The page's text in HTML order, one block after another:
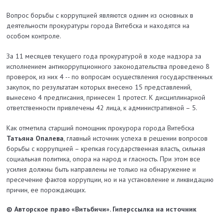
Вопрос борьбы с коррупцией являются одним из основных в
деятельности прокуратуры города Витебска и находятся на
особом контроле.
За 11 месяцев текущего года прокуратурой в ходе надзора за
исполнением антикоррупционного законодательства проведено 8
проверок, из них 4 -- по вопросам осуществления государственных
закупок, по результатам которых внесено 15 представлений,
вынесено 4 предписания, принесен 1 протест. К дисциплинарной
ответственности привлечены 42 лица, к административной – 5.
Как отметила старший помощник прокурора города Витебска
Татьяна Опалева , главный источник успеха в решении вопросов
борьбы с коррупцией – крепкая государственная власть, сильная
социальная политика, опора на народ и гласность. При этом все
усилия должны быть направлены не только на обнаружение и
пресечение фактов коррупции, но и на установление и ликвидацию
причин, ее порождающих.
© Авторское право «Витьбичи». Гиперссылка на источник